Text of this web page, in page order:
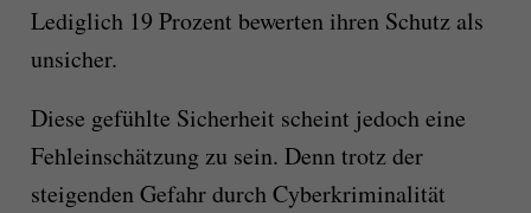
Lediglich 19 Prozent bewerten ihren Schutz als
unsicher.
Diese gefühlte Sicherheit scheint jedoch eine
Fehleinschätzung zu sein. Denn trotz der
steigenden Gefahr durch Cyberkriminalität